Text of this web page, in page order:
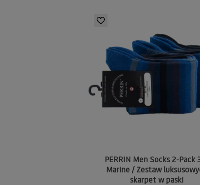
PERRIN Men Socks 2-Pack
Marine / Zestaw
skarpet w paski